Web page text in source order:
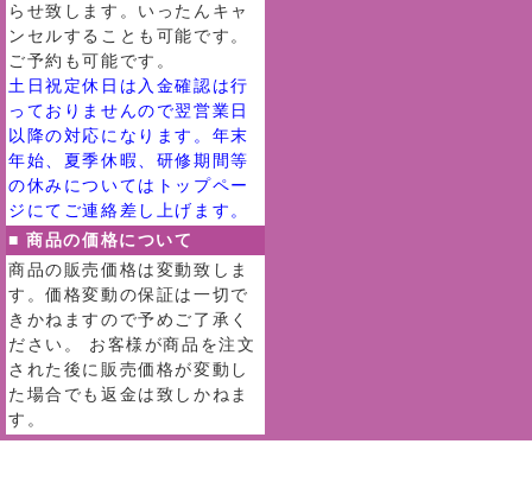
らせ致します。いったんキャ
ンセルすることも可能です。
ご予約も可能です。
土日祝定休日は入金確認は行
っておりませんので翌営業日
以降の対応になります。年末
年始、夏季休暇、研修期間等
の休みについてはトップペー
ジにてご連絡差し上げます。
■ 商品の価格について
商品の販売価格は変動致しま
す。価格変動の保証は一切で
きかねますので予めご了承く
ださい。 お客様が商品を注文
された後に販売価格が変動し
た場合でも返金は致しかねま
す。